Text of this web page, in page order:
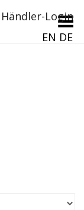
Händler-Login
EN DE
Menü umschalten